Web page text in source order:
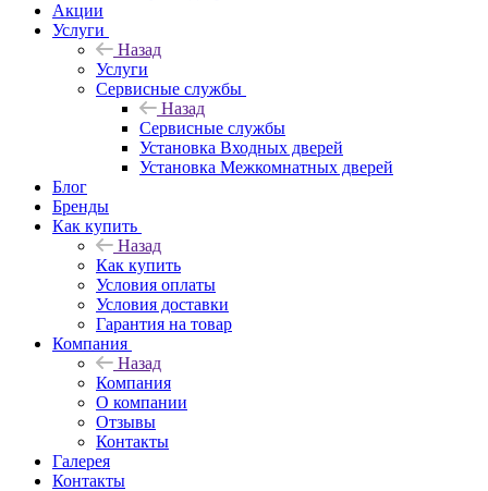
Акции
Услуги
Назад
Услуги
Сервисные службы
Назад
Сервисные службы
Установка Входных дверей
Установка Межкомнатных дверей
Блог
Бренды
Как купить
Назад
Как купить
Условия оплаты
Условия доставки
Гарантия на товар
Компания
Назад
Компания
О компании
Отзывы
Контакты
Галерея
Контакты